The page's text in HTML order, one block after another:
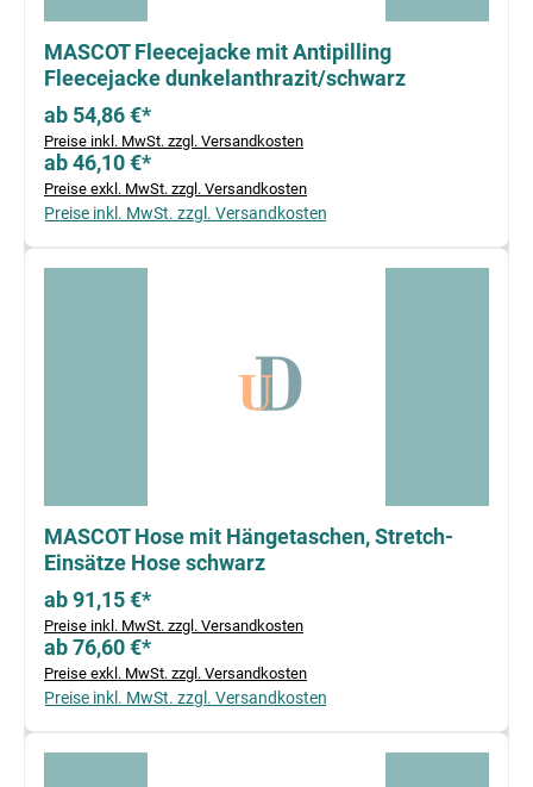
MASCOT Fleecejacke mit Antipilling
Fleecejacke dunkelanthrazit/schwarz
ab 54,86 €*
Preise inkl. MwSt. zzgl. Versandkosten
ab 46,10 €*
Preise exkl. MwSt. zzgl. Versandkosten
Preise inkl. MwSt. zzgl. Versandkosten
MASCOT Hose mit Hängetaschen, Stretch-
Einsätze Hose schwarz
ab 91,15 €*
Preise inkl. MwSt. zzgl. Versandkosten
ab 76,60 €*
Preise exkl. MwSt. zzgl. Versandkosten
Preise inkl. MwSt. zzgl. Versandkosten